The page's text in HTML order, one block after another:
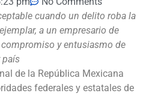
cuando un delito roba la
a un empresario de
y entusiasmo de
país
de la República Mexicana
federales y estatales de